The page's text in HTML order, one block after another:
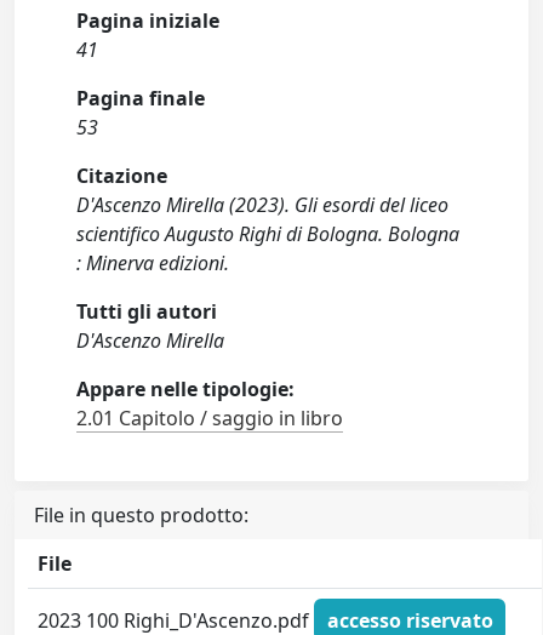
Pagina iniziale
41
Pagina finale
53
Citazione
D'Ascenzo Mirella (2023). Gli esordi del liceo
scientifico Augusto Righi di Bologna. Bologna
: Minerva edizioni.
Tutti gli autori
D'Ascenzo Mirella
Appare nelle tipologie:
2.01 Capitolo / saggio in libro
File in questo prodotto:
File
2023 100 Righi_D'Ascenzo.pdf
accesso riservato